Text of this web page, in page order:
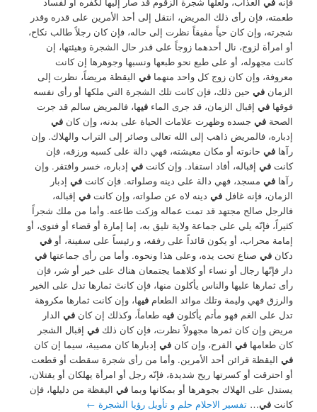
طعمته، فإن رأى ذلك المريض، انتقل إلى أحد الأمرين على قدره وقدر
شجرته، وإن كان حياً مفيقاً نظرت إلى حاله، فإن كان رجلاً طالب نكاح،
أو امرأة لزوج، نال أحدهما زوجاً على قدر حال الشجرة وهيئتها، إن
كانت مجهوله، أو على طبع نحو طبعها ونسبها وجوهرها إن كانت
معروفة، وإن كان زوج كل واحد منهمافي اليقظة مريضاً، نظرت إلى
الزمانفي حين ذلك، فإن كانت تلك الشجرة التي ملكها أو رأى نفسه
فوقهافي إقبال الزمان، قد جرى الماءفيها، فالمريض سالم قد جرت
الصحةفي جسده وظهرت علامات الحياة على بدنه، وإن كانفي
إدباره، فالمريض ذاهب إلى الله تعالى وصائر إلى التراب والهلاك. وإن
رآهافي حانوته أو مكان معيشته، فهي دالة على كسبه ورزقه، فإن
كانتفي إقباله، أفاد استفاد. وإن كانتفي إدباره، خسر وافتقر. وإن
رآهافي مسجد، فهي دالة على دينه وصلواته. فإن كانتفي إدبار
الزمان، فإنه غافلفي دينه لاه عن صلواته، وإن كانتفي إقباله،
فالرجل صالح مجتهد قد تمت عماله وزكت طاعته. وأما من ملك شجراً
كثيراً، فإنّه يلي على جماعة ولاية تليق به، إما إمارة أو قضاء أو فتوى، أو
إمامة محراب، أو يكون قائداً على رفقه، و رئيساً على سفينة، أوفي
دكانفي صناع تحت يده، وعلى هذا ونحوه. وأما من رأى جماعتهافي
دار فإنّها رجال أو نساء أو كلاهما يجتمعان هناك على خير أو شر، فإن
رأى ثمارها عليها والناس يأكلون منها، فإن كانتَ ثمارها تدل على الخير
والرزق فهي وليمة وتلك موائد الطعامفيها، وإن كانت ثمارها مكروهة
تدل على الغم فهو مأتم يأكلونفيه طعاماً، وكذلك إن كانفي الدار
مريض وإن كان ثمرها مجهولاً نظرت، فإن كان ذلكفي إقبال الشجر
كان طعامهافي الفرح، وإن كانفي إدبارها كان مصيبة، سيما إن كان
في اليقظة قرائن أحد الأمرين. وأما من رأى شجرة سقطت أو قطعت
أو احترقت أو كسرتها ريح شديدة، فإنّه رجل أو امرأة يهلكان أو يقتلان،
يستدل على الهلاك بجوهرها أو بمكانها وبمافي اليقظة من دليلها، فإن
كانتفي…تفسير الاحلام حلم و تأويل رؤيا الشجرة ←